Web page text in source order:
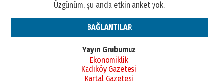
Üzgünüm, şu anda etkin anket yok.
BAĞLANTILAR
Yayın Grubumuz
Ekonomiklik
Kadıköy Gazetesi
Kartal Gazetesi